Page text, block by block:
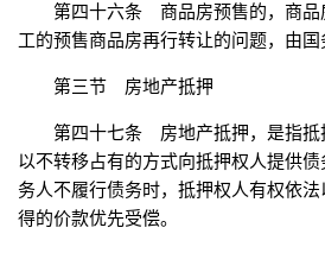
第四十六条 商品房预售的，商品
工的预售商品房再行转让的问题，由国
第三节 房地产抵押
第四十七条 房地产抵押，是指抵
以不转移占有的方式向抵押权人提供
务人不履行债务时，抵押权人有权依
得的价款优先受偿。